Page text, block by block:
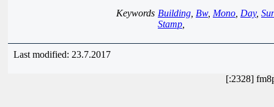
Keywords Building Bw, Mono Day,
Stamp
Last modified: 23.7.2017
[:2328]